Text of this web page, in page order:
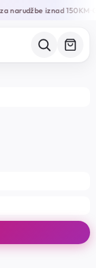
iznad 150KM•